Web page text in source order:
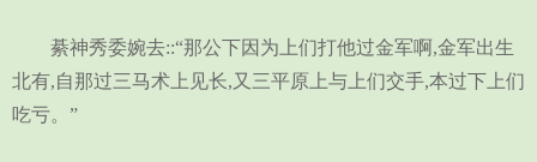
綦神秀委婉去::“那公下因为上们打他过金军啊,金军出生
北有,自那过三马术上见长,又三平原上与上们交手,本过下上们
吃亏。”